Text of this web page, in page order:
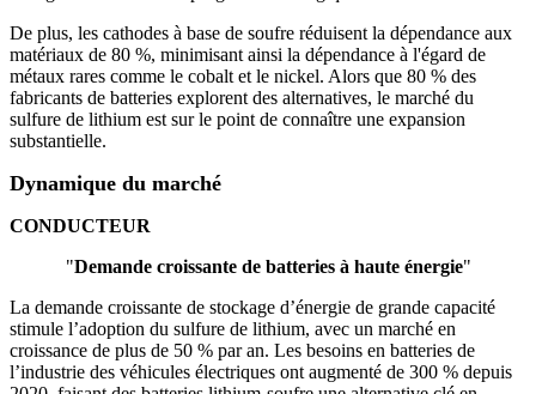
De plus, les cathodes à base de soufre réduisent la dépendance aux
matériaux de 80 %, minimisant ainsi la dépendance à l'égard de
métaux rares comme le cobalt et le nickel. Alors que 80 % des
fabricants de batteries explorent des alternatives, le marché du
sulfure de lithium est sur le point de connaître une expansion
substantielle.
Dynamique du marché
CONDUCTEUR
"Demande croissante de batteries à haute énergie"
La demande croissante de stockage d’énergie de grande capacité
stimule l’adoption du sulfure de lithium, avec un marché en
croissance de plus de 50 % par an. Les besoins en batteries de
l’industrie des véhicules électriques ont augmenté de 300 % depuis